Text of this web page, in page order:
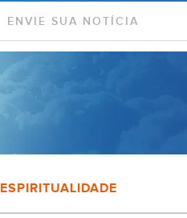
ENVIE SUA NOTÍCIA
ESPIRITUALIDADE